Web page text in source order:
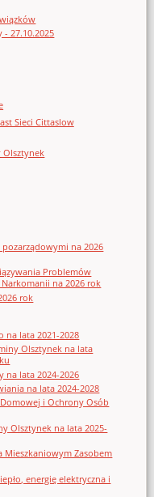
27.10.2025
Sieci Cittaslow
Olsztynek
pozarządowymi na 2026
Problemów
na 2026 rok
rok
na lata 2021-2028
Olsztynek na lata
na lata 2024-2026
na lata 2024-2028
i Ochrony Osób
Olsztynek na lata 2025-
Zasobem
energię elektryczna i